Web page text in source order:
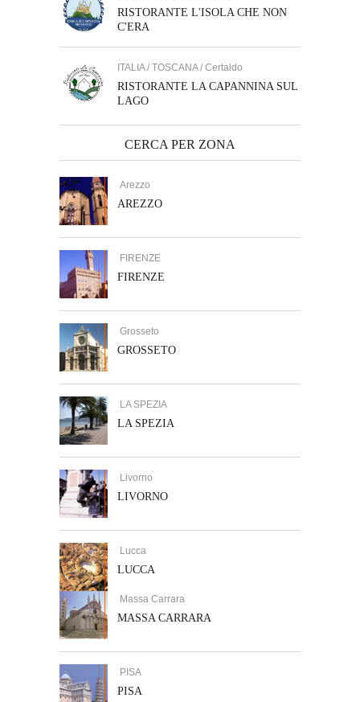
RISTORANTE L'ISOLA CHE NON
C'ERA
ITALIA / TOSCANA / Certaldo
RISTORANTE LA CAPANNINA SUL
LAGO
CERCA PER ZONA
Arezzo
AREZZO
FIRENZE
FIRENZE
Grosseto
GROSSETO
LA SPEZIA
LA SPEZIA
Livorno
LIVORNO
Lucca
LUCCA
Massa Carrara
MASSA CARRARA
PISA
PISA